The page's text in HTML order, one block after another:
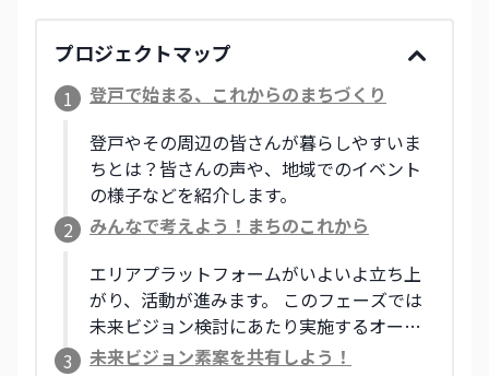
プロジェクトマップ
1
登戸で始まる、これからのまちづくり
登戸やその周辺の皆さんが暮らしやすいま
ちとは？皆さんの声や、地域でのイベント
の様子などを紹介します。
2
みんなで考えよう！まちのこれから
エリアプラットフォームがいよいよ立ち上
がり、活動が進みます。 このフェーズでは
未来ビジョン検討にあたり実施するオープ
ンミーティングなどの様子をレポートし、
3
未来ビジョン素案を共有しよう！